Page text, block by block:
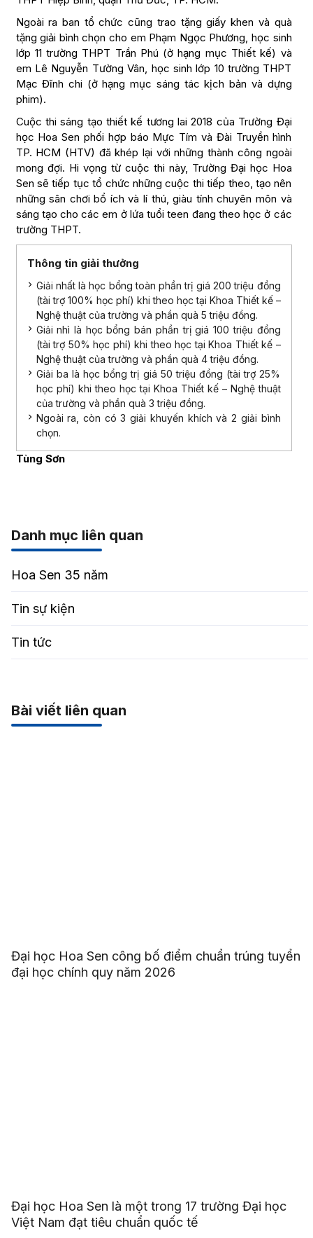
Ngoài ra ban tổ chức cũng trao tặng giấy khen và quà
tặng giải bình chọn cho em Phạm Ngọc Phương, học sinh
lớp 11 trường THPT Trần Phú (ở hạng mục Thiết kế) và
em Lê Nguyễn Tường Vân, học sinh lớp 10 trường THPT
Mạc Đĩnh chi (ở hạng mục sáng tác kịch bản và dựng
phim).
Cuộc thi sáng tạo thiết kế tương lai 2018 của Trường Đại
học Hoa Sen phối hợp báo Mực Tím và Đài Truyền hình
TP. HCM (HTV) đã khép lại với những thành công ngoài
mong đợi. Hi vọng từ cuộc thi này, Trường Đại học Hoa
Sen sẽ tiếp tục tổ chức những cuộc thi tiếp theo, tạo nên
những sân chơi bổ ích và lí thú, giàu tính chuyên môn và
sáng tạo cho các em ở lứa tuổi teen đang theo học ở các
trường THPT.
Thông tin giải thưởng
Giải nhất là học bổng toàn phần trị giá 200 triệu đồng
(tài trợ 100% học phí) khi theo học tại Khoa Thiết kế –
Nghệ thuật của trường và phần quà 5 triệu đồng.
Giải nhì là học bổng bán phần trị giá 100 triệu đồng
(tài trợ 50% học phí) khi theo học tại Khoa Thiết kế –
Nghệ thuật của trường và phần quà 4 triệu đồng.
Giải ba là học bổng trị giá 50 triệu đồng (tài trợ 25%
học phí) khi theo học tại Khoa Thiết kế – Nghệ thuật
của trường và phần quà 3 triệu đồng.
Ngoài ra, còn có 3 giải khuyến khích và 2 giải bình
chọn.
Tùng Sơn
Danh mục liên quan
Hoa Sen 35 năm
Tin sự kiện
Tin tức
Bài viết liên quan
Đại học Hoa Sen công bố điểm chuẩn trúng tuyển
đại học chính quy năm 2026
Đại học Hoa Sen là một trong 17 trường Đại học
Việt Nam đạt tiêu chuẩn quốc tế